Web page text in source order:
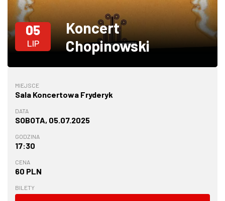
05
LIP
Koncert
Chopinowski
MIEJSCE
Sala Koncertowa Fryderyk
DATA
SOBOTA, 05.07.2025
GODZINA
17:30
CENA
60 PLN
BILETY